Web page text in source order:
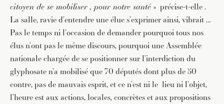
citoyen de se mobiliser , pour notre santé » précise-t-elle .
La salle, ravie d’entendre une élue s’exprimer ainsi, vibrait …
Pas le temps ni l’occasion de demander pourquoi tous nos
élus n’ont pas le même discours, pourquoi une Assemblée
nationale chargée de se positionner sur l’interdiction du
glyphosate n’a mobilisé que 70 députés dont plus de 50
contre, pas de mauvais esprit, et ce n’est ni le lieu ni l’objet,
l’heure est aux actions, locales, concrètes et aux propositions